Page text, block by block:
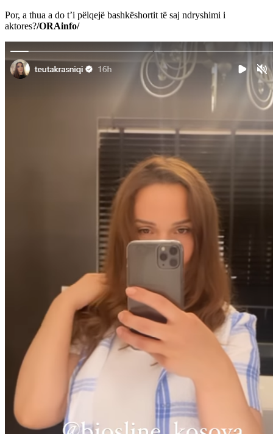
Por, a thua a do t’i pëlqejë bashkëshortit të saj ndryshimi i
aktores?/ORAinfo/